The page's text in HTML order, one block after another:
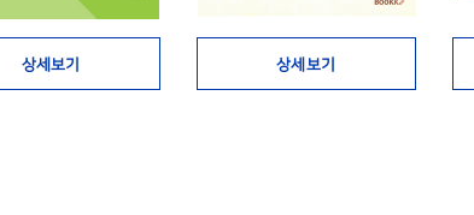
상세보기 상세보기